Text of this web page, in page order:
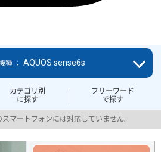
カテゴリ別
に探す
フリーワード
で探す
種 ： AQUOS sense6s
マートフォンには対応していません。